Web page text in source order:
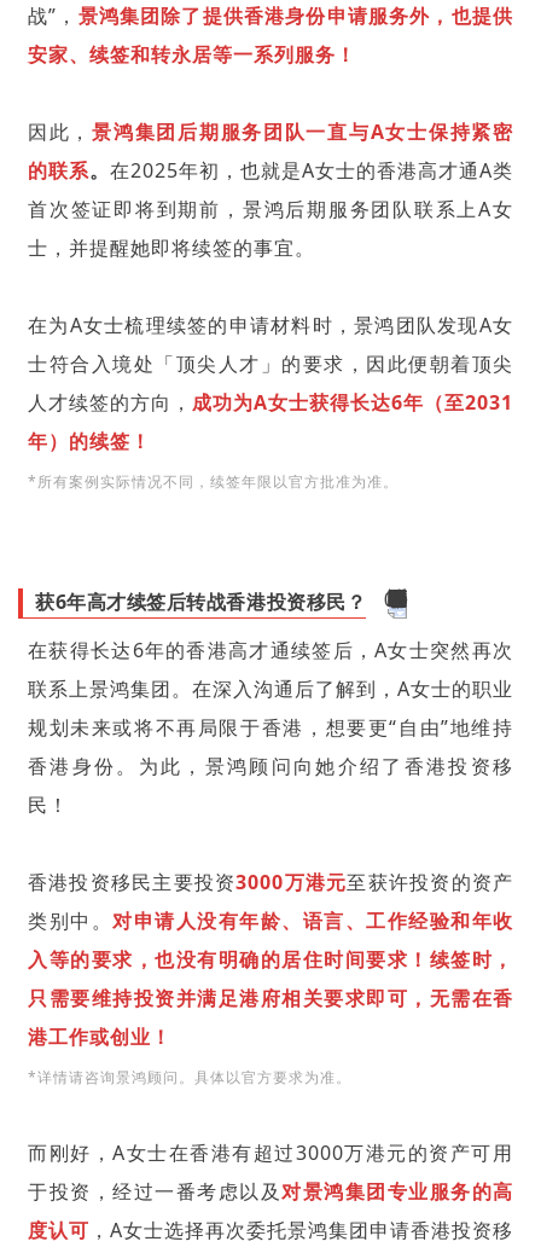
战”， 景鸿集团除了提供香港身份申请服务外，也提供
安家、续签和转永居等一系列服务！
因此，景鸿集团后期服务团队一直与A女士保持紧密
的联系。 在2025年初，也就是A女士的香港高才通A类
首次签证即将到期前，景鸿后期服务团队联系上A女
士，并提醒她即将续签的事宜。
在为A女士梳理续签的申请材料时，景鸿团队发现A女
士符合入境处「顶尖人才」的要求，因此便朝着顶尖
人才续签的方向， 成功为A女士获得长达6年（至2031
年）的续签！
*所有案例实际情况不同，续签年限以官方批准为准。
获6年高才续签后转战香港投资移民？
在获得长达6年的香港高才通续签后，A女士突然再次
联系上景鸿集团。在深入沟通后了解到，A女士的职业
规划未来或将不再局限于香港，想要更“自由”地维持
香港身份。为此，景鸿顾问向她介绍了香港投资移
民！
香港投资移民主要投资3000万港元至获许投资的资产
类别中。 对申请人没有年龄、语言、工作经验和年收
入等的要求，也没有明确的居住时间要求！续签时，
只需要维持投资并满足港府相关要求即可，无需在香
港工作或创业！
*详情请咨询景鸿顾问。具体以官方要求为准。
而刚好，A女士在香港有超过3000万港元的资产可用
于投资，经过一番考虑以及对景鸿集团专业服务的高
度认可 ，A女士选择再次委托景鸿集团申请香港投资移